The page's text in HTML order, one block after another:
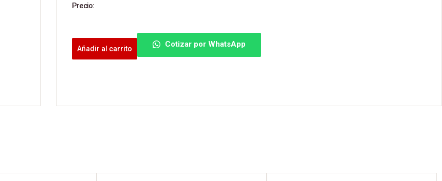
Precio:
Añadir al carrito Cotizar por WhatsApp